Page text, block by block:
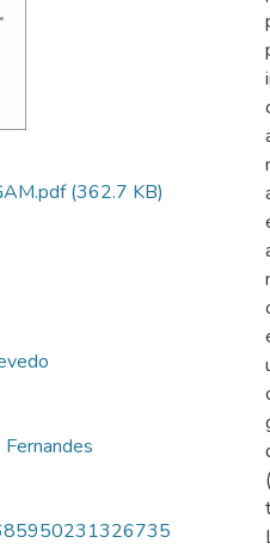
(362.7 KB)